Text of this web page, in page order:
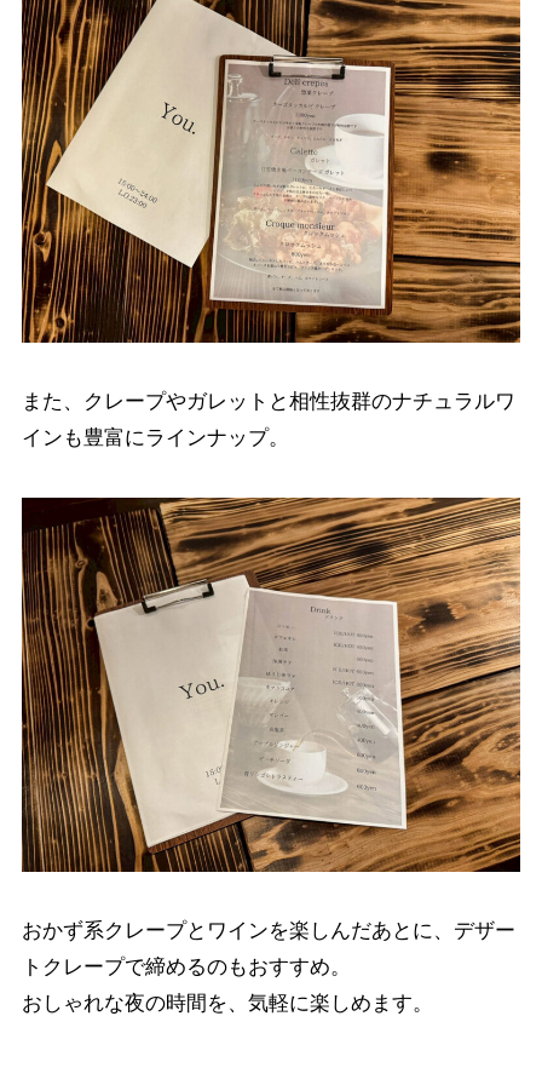
また、クレープやガレットと相性抜群のナチュラルワ
インも豊富にラインナップ。
おかず系クレープとワインを楽しんだあとに、デザー
トクレープで締めるのもおすすめ。
おしゃれな夜の時間を、気軽に楽しめます。